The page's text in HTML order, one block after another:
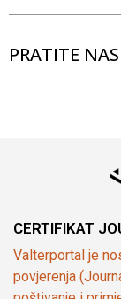
PRATITE NAS
CERTIFIKAT
Valterportal je
povjerenja